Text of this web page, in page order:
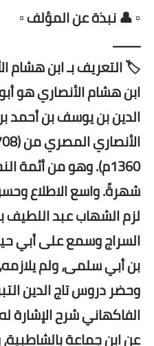
▫️ 👤 نبذة عن المؤلف ▫️
ــــــــ
🏷️ التعريف بـ ابن هشام
ابن هشام الأنصاري هو
الدين بن يوسف بن أحمد
1360م). وهو من أئمة
شهرةً. واسع الاطلاع
لزم الشهاب عبد اللطيف
السراج وسمع على أبي
بن أبي سلمى، ولم
وحضر دروس تاج الدين
الفاكهاني شرح الإشارة
عن ابن جماعة